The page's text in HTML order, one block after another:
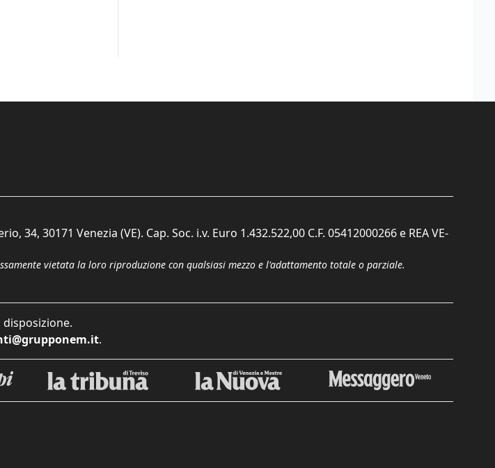
34, 30171 Venezia (VE). Cap. Soc. i.v. Euro 1.432.522,00 C.F. 05412000266 e REA VE-
vietata la loro riproduzione con qualsiasi mezzo e l'adattamento totale o parziale.
.